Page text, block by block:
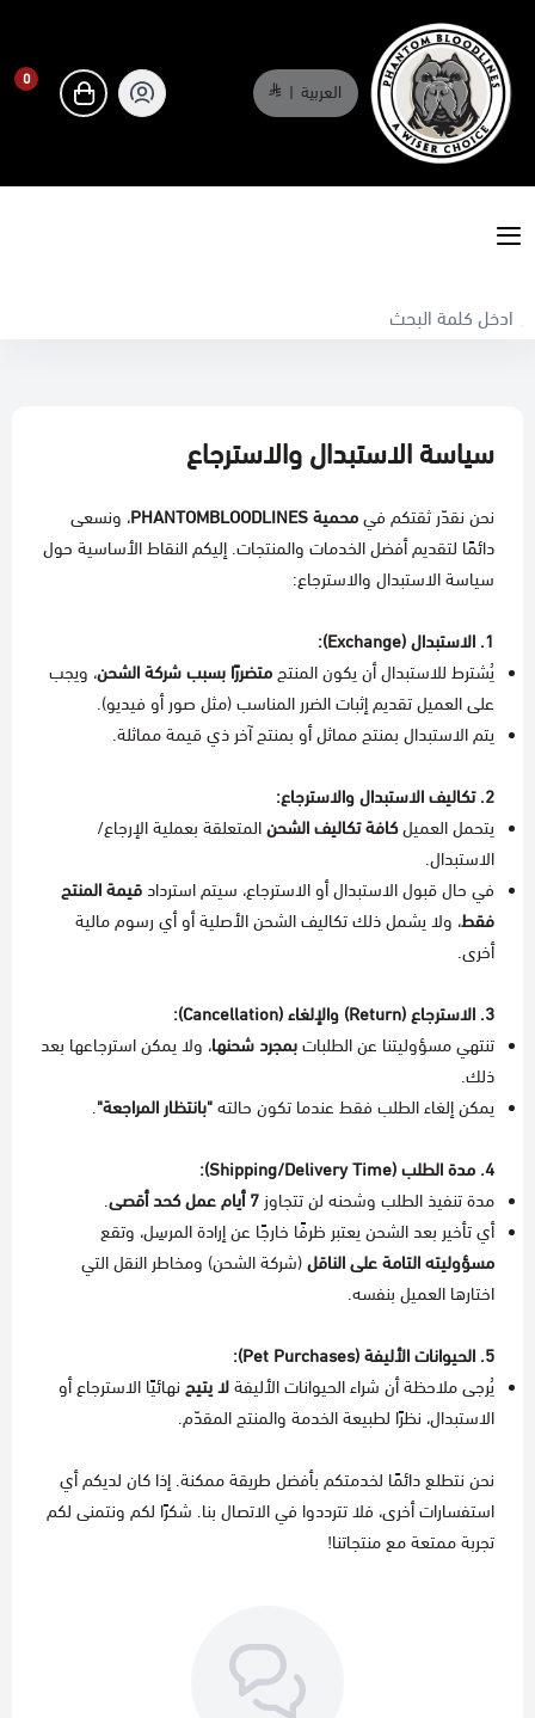
phantombloodlinesالعربية |
0
سياسة الاستبدال والاسترجاع
نحن نقدّر ثقتكم فيمحمية PHANTOMBLOODLINES
، ونسعى
دائمًا لتقديم أفضل الخدمات والمنتجات. إليكم النقاط الأساسية حول
سياسة الاستبدال والاسترجاع:
1. الاستبدال (Exchange):
يُشترط للاستبدال أن يكون المنتجمتضررًا بسبب شركة الشحن، ويجب
على العميل تقديم إثبات الضرر المناسب (مثل صور أو فيديو).
يتم الاستبدال بمنتج مماثل أو بمنتج آخر ذي قيمة مماثلة.
2. تكاليف الاستبدال والاسترجاع:
يتحمل العميلكافة تكاليف الشحنالمتعلقة بعملية الإرجاع/
الاستبدال.
في حال قبول الاستبدال أو الاسترجاع، سيتم استردادقيمة المنتج
فقط، ولا يشمل ذلك تكاليف الشحن الأصلية أو أي رسوم مالية
أخرى.
3. الاسترجاع (Return) والإلغاء (Cancellation):
تنتهي مسؤوليتنا عن الطلباتبمجرد شحنها، ولا يمكن استرجاعها بعد
ذلك.
يمكن إلغاء الطلب فقط عندما تكون حالته"بانتظار المراجعة".
4. مدة الطلب (Shipping/Delivery Time):
مدة تنفيذ الطلب وشحنه لن تتجاوز 7 أيام عمل كحد أقصى
.
أي تأخير بعد الشحن يعتبر ظرفًا خارجًا عن إرادة المرسِل، وتقع
مسؤوليته التامة على الناقل(شركة الشحن) ومخاطر النقل التي
اختارها العميل بنفسه.
5. الحيوانات الأليفة (Pet Purchases):
يُرجى ملاحظة أن شراء الحيوانات الأليفةلا يتيح نهائيًا الاسترجاع أو
الاستبدال، نظرًا لطبيعة الخدمة والمنتج المقدّم.
نحن نتطلع دائمًا لخدمتكم بأفضل طريقة ممكنة. إذا كان لديكم أي
استفسارات أخرى، فلا تترددوا في الاتصال بنا. شكرًا لكم ونتمنى لكم
تجربة ممتعة مع منتجاتنا!